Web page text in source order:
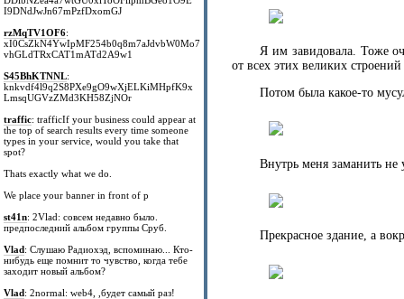
I9DNdJwJn67mPzfDxomGJ
rzMqTV1OF6:
xI0CsZkN4YwIpMF254b0q8m7aJdvbW0Mo7
vhGLdTRxCAT1mATd2A9w1
S45BhKTNNL:
knkvdf4l9q2S8PXe9gO9wXjELKiMHpfK9x
LmsqUGVzZMd3KH58ZjNOr
traffic: trafficIf your business could appear at
the top of search results every time someone
types in your service, would you take that
spot?
Thats exactly what we do.
We place your banner in front of p
st41n: 2Vlad: совсем недавно было.
предпоследний альбом группы Сруб.
Vlad: Слушаю Радиохэд, вспоминаю... Кто-
нибудь еще помнит то чувство, когда тебе
заходит новый альбом?
Vlad: 2normal: web4, ,будет самый раз!
Я им завидовала. Тоже
от всех этих великих
Потом была какое-то
Внутрь меня заманить не
Прекрасное здание, а